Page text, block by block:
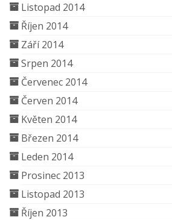
Listopad 2014
Říjen 2014
Září 2014
Srpen 2014
Červenec 2014
Červen 2014
Květen 2014
Březen 2014
Leden 2014
Prosinec 2013
Listopad 2013
Říjen 2013